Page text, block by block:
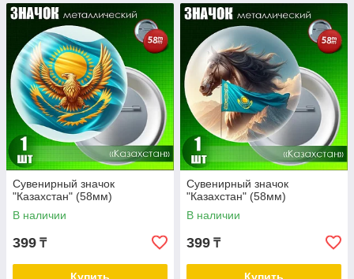
Сувенирный значок
"Казахстан" (58мм)
В наличии
399 ₸
Сувенирный значок
"Казахстан" (58мм)
В наличии
399 ₸